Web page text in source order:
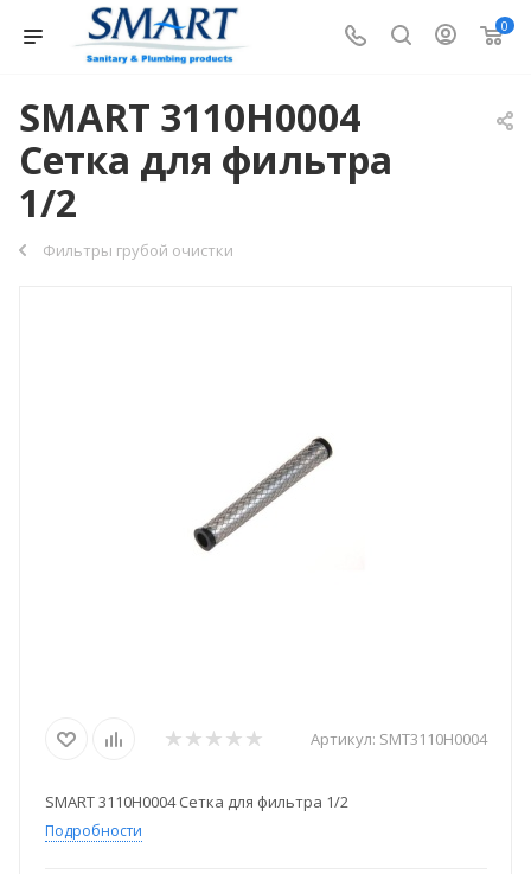
0
SMART 3110H0004
Сетка для фильтра
1/2
Фильтры грубой очистки
Артикул: SMT3110H0004
SMART 3110H0004 Сетка для фильтра 1/2
Подробности